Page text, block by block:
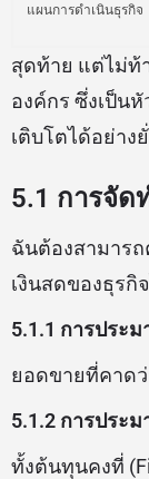
แผนการดำเนินธุรกิจ
สุดท้าย แต่ไม่ท้
องค์กร ซึ่งเป็น
เติบโตได้อย่าง
5.1 การจัด
ฉันต้องสามาร
เงินสดของธุรกิ
5.1.1 การประ
ยอดขายที่คาด
5.1.2 การประ
ทั้งต้นทุนคงที่